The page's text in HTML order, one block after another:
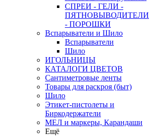
СПРЕИ - ГЕЛИ -
ПЯТНОВЫВОДИТЕЛИ
- ПОРОШКИ
Вспарыватели и Шило
Вспарыватели
Шило
ИГОЛЬНИЦЫ
КАТАЛОГИ ЦВЕТОВ
Сантиметровые ленты
Товары для раскроя (быт)
Шило
Этикет-пистолеты и
Биркодержатели
МЕЛ и маркеры, Карандаши
Ещё